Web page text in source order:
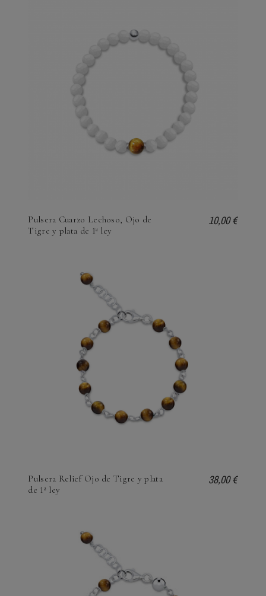
Pulsera Cuarzo Lechoso, Ojo de
Tigre y plata de 1ª ley
10,00 €
Pulsera Relief Ojo de Tigre y plata
de 1ª ley
38,00 €